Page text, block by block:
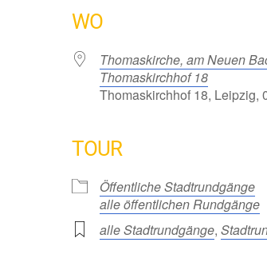
WO
Thomaskirche, am Neuen
Thomaskirchhof 18
Thomaskirchhof 18, Leipzig,
TOUR
Öffentliche Stadtrundgänge
alle öffentlichen Rundgänge
alle Stadtrundgänge,